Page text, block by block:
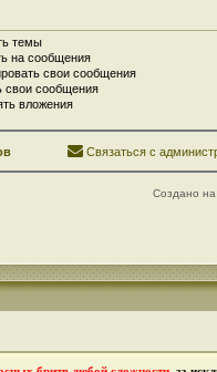
темы
на сообщения
свои сообщения
свои сообщения
вложения
Связаться с
Создано на